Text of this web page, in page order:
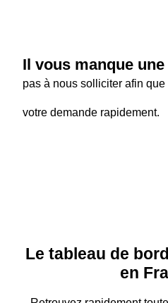
Il vous manque
pas à nous solliciter afin
votre demande rapidement.
Le tableau de
en